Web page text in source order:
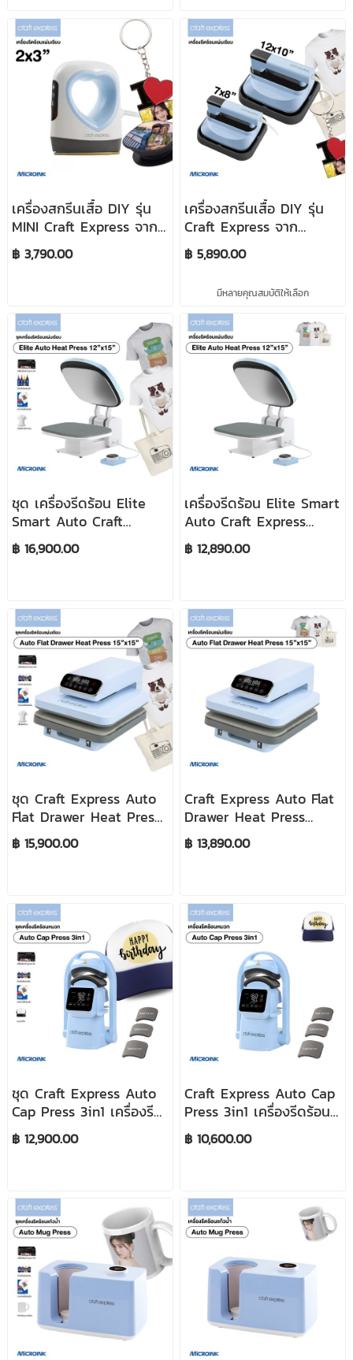
เครื่องสกรีนเสื้อ DIY รุ่น
MINI Craft Express จาก
Microink (เครื่องเปล่า)
฿ 3,790.00
เครื่องสกรีนเสื้อ DIY รุ่น
Craft Express จาก
Microink (เครื่องเปล่า)
฿ 5,890.00
มีหลายคุณสมบัติให้เลือก
ชุด เครื่องรีดร้อน Elite
Smart Auto Craft
Express 30x38 cm
(12x15") (220V)
฿ 16,900.00
เครื่องรีดร้อน Elite Smart
Auto Craft Express
30x38 cm (12x15")
(220V)
฿ 12,890.00
ชุด Craft Express Auto
Flat Drawer Heat Press
15x15 นิ้ว เครื่องรีดร้อนออ
โต้หน้ากว้าง 38x38 cm
฿ 15,900.00
Craft Express Auto Flat
Drawer Heat Press
15x15 นิ้ว เครื่องรีดร้อนออ
โต้หน้ากว้าง 38x38 cm
฿ 13,890.00
ชุด Craft Express Auto
Cap Press 3in1 เครื่องรีด
ร้อนหมวกแก้ป
฿ 12,900.00
Craft Express Auto Cap
Press 3in1 เครื่องรีดร้อน
หมวกแก้ป
฿ 10,600.00